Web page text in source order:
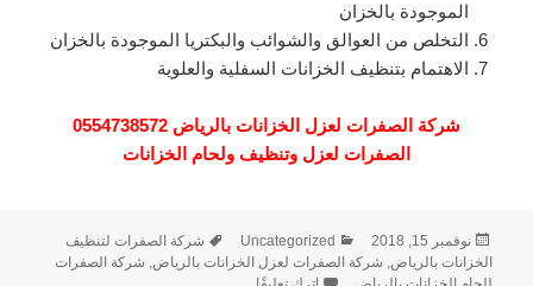
الموجودة بالخزان
التخلص من العوالق والشوائب والبكتريا الموجودة بالخزان
الاهتمام بتنظيف الخزانات السفلية والعلوية
شركة الصفرات لعزل الخزانات بالرياض 0554738572
الصفرات لعزل وتنظيف ولحام الخزانات
نُشرت
في
نوفمبر 15, 2018 التصنيفات
Uncategorized الوسوم
شركة الصفرات لتنظيف
الخزانات بالرياض, شركة الصفرات لعزل الخزانات بالرياض, شركة الصفرات